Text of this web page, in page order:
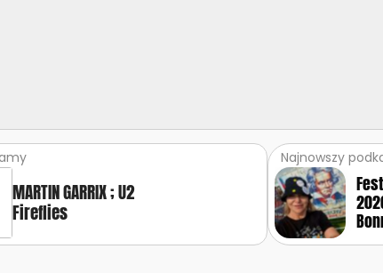
MARTIN GARRIX ; U2
Fireflies
Najnowszy